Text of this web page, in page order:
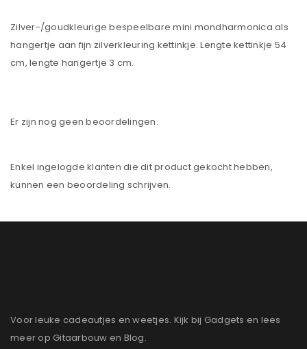
Zilver-/goudkleurige bespeelbare mini mondharmonica als
hangertje aan fijn zilverkleuring kettinkje. Lengte kettinkje 54
cm, lengte hangertje 3 cm.
Er zijn nog geen beoordelingen.
Enkel ingelogde klanten die dit product gekocht hebben,
kunnen een beoordeling schrijven.
Voor leuke cadeautjes en weetjes. Kijk bij Gadgets en lees
meer op Gitaarbouw en Blog.